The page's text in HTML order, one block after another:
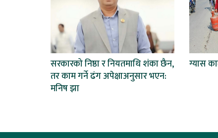
सरकारको निष्ठा र नियतमाथि शंका छैन,
तर काम गर्ने ढंग अपेक्षाअनुसार भएन:
मनिष झा
ग्यास